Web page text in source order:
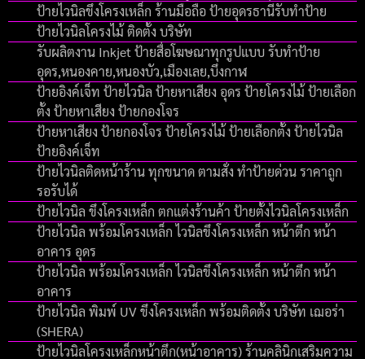
ป้ายไวนิลขึงโครงเหล็ก ร้านมือถือ ป้ายอุดรธานีรับทำป้าย
ป้ายไวนิลโครงไม้ ติดตั้ง บริษัท
รับผลิตงาน Inkjet ป้ายสื่อโฆษณาทุกรูปแบบ รับทำป้าย
อุดร,หนองคาย,หนองบัว,เมืองเลย,บึงกาฬ
ป้ายอิงค์เจ็ท ป้ายไวนิล ป้ายหาเสียง อุดร ป้ายโครงไม้ ป้ายเลือก
ตั้ง ป้ายหาเสียง ป้ายกองโจร
ป้ายหาเสียง ป้ายกองโจร ป้ายโครงไม้ ป้ายเลือกตั้ง ป้ายไวนิล
ป้ายอิงค์เจ็ท
ป้ายไวนิลติดหน้าร้าน ทุกขนาด ตามสั่ง ทำป้ายด่วน ราคาถูก
รอรับได้
ป้ายไวนิล ขึงโครงเหล็ก ตกแต่งร้านค้า ป้ายตั้งไวนิลโครงเหล็ก
ป้ายไวนิล พร้อมโครงเหล็ก ไวนิลขึงโครงเหล็ก หน้าตึก หน้า
อาคาร อุดร
ป้ายไวนิล พร้อมโครงเหล็ก ไวนิลขึงโครงเหล็ก หน้าตึก หน้า
อาคาร
ป้ายไวนิล พิมพ์ UV ขึงโครงเหล็ก พร้อมติดตั้ง บริษัท เฌอร่า
(SHERA)
ป้ายไวนิลโครงเหล็กหน้าตึก(หน้าอาคาร) ร้านคลินิกเสริมความ